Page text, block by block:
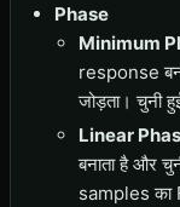
Phase
Minimum
response
जोड़ता। चुनी
Linear
बनाता है और
samples का